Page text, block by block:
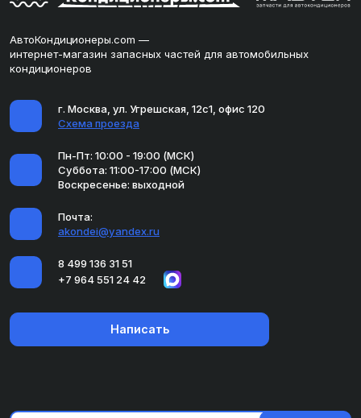
АвтоКондиционеры.com —
интернет-магазин запасных частей для автомобильных
кондиционеров
г. Москва, ул. Угрешская, 12с1, офис 120
Схема проезда
Пн-Пт: 10:00 - 19:00 (МСК)
Суббота: 11:00-17:00 (МСК)
Воскресенье: выходной
Почта:
akondei@yandex.ru
8 499 136 31 51
+7 964 551 24 42
Написать